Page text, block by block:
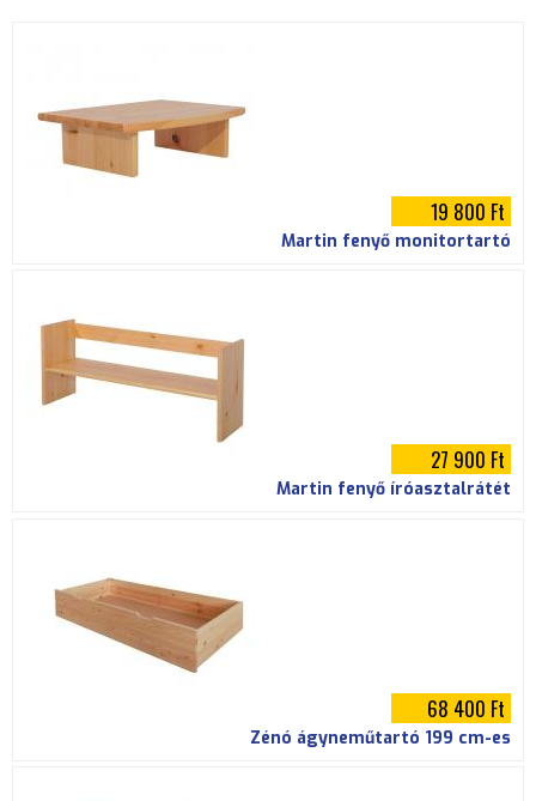
19 800 Ft
Martin fenyő monitortartó
27 900 Ft
Martin fenyő íróasztalrátét
68 400 Ft
Zénó ágyneműtartó 199 cm-es